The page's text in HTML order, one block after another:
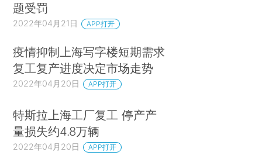
题受罚
2022年04月21日 APP打开
疫情抑制上海写字楼短期需求
复工复产进度决定市场走势
2022年04月20日 APP打开
特斯拉上海工厂复工 停产产
量损失约4.8万辆
2022年04月20日 APP打开